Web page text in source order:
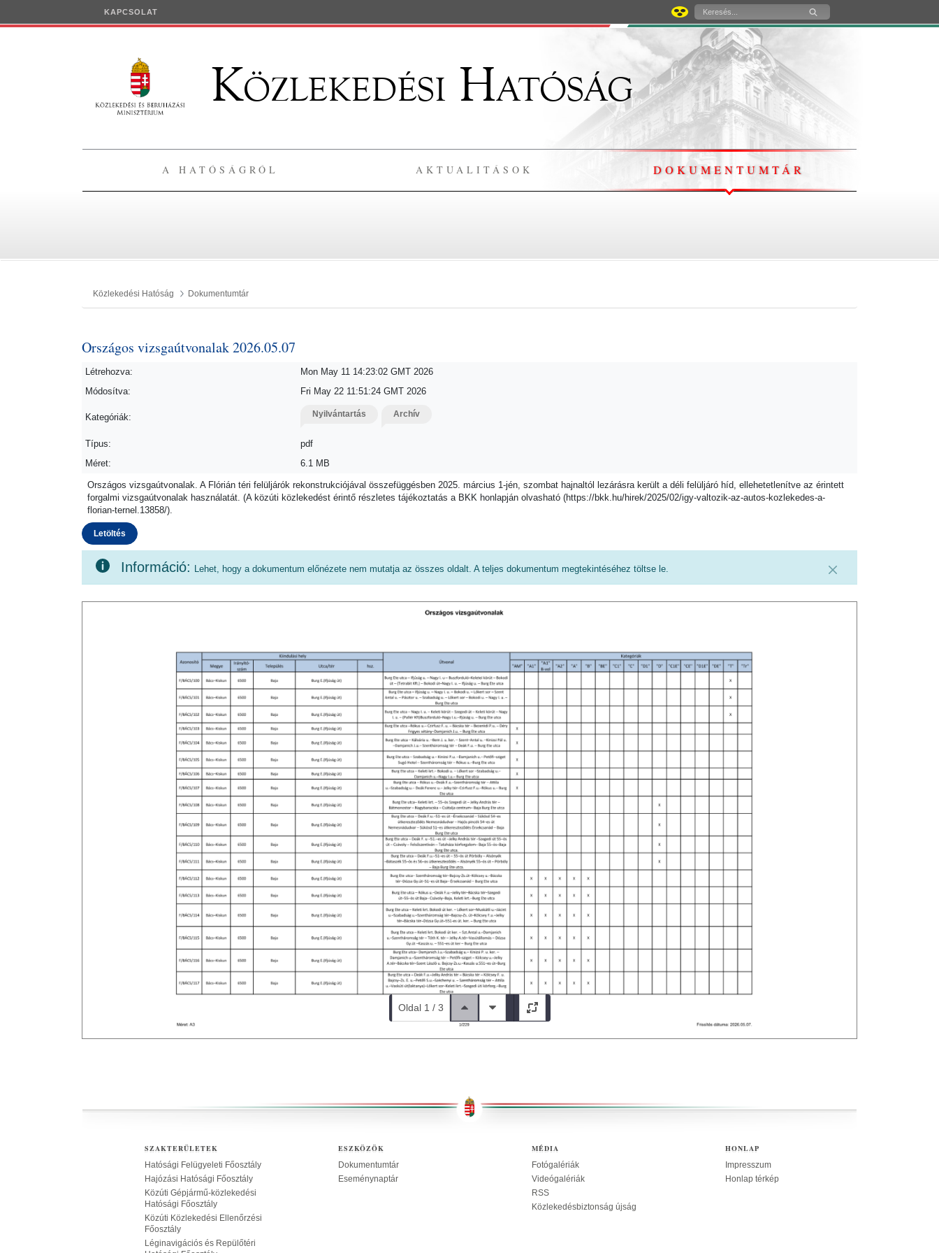
KAPCSOLAT
Közlekedési Hatóság
A HATÓSÁGRÓL AKTUALITÁSOK DOKUMENTUMTÁR
Közlekedési Hatóság Dokumentumtár
Országos vizsgaútvonalak 2026.05.07
Létrehozva:
Mon May 11 14:23:02 GMT 2026
Módosítva:
Fri May 22 11:51:24 GMT 2026
Kategóriák: Nyilvántartás Archív
Típus:
pdf
Méret:
6.1 MB
Országos vizsgaútvonalak. A Flórián téri felüljárók rekonstrukciójával összefüggésben 2025. március 1-jén, szombat hajnaltól lezárásra került a déli felüljáró híd, ellehetetlenítve az érintett
forgalmi vizsgaútvonalak használatát. (A közúti közlekedést érintő részletes tájékoztatás a BKK honlapján olvasható (https://bkk.hu/hirek/2025/02/igy-valtozik-az-autos-kozlekedes-a-
florian-ternel.13858/).
Letöltés
Információ: Lehet, hogy a dokumentum előnézete nem mutatja az összes oldalt. A teljes dokumentum megtekintéséhez töltse le.
Oldal 1 / 3
SZAKTERÜLETEK
Hatósági Felügyeleti Főosztály
Hajózási Hatósági Főosztály
Közúti Gépjármű-közlekedési
Hatósági Főosztály
Közúti Közlekedési Ellenőrzési
Főosztály
Léginavigációs és Repülőtéri
ESZKÖZÖK
Dokumentumtár
Eseménynaptár
MÉDIA
Fotógalériák
Videógalériák
RSS
Közlekedésbiztonság újság
HONLAP
Impresszum
Honlap térkép